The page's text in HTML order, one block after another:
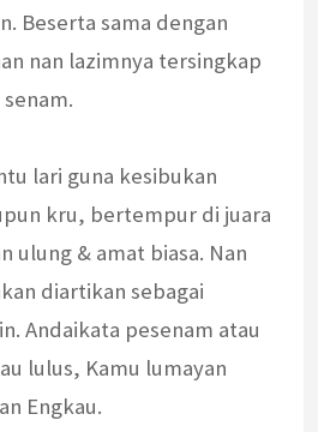
Beserta sama dengan
nan lazimnya tersingkap
lari guna kesibukan
kru, bertempur di juara
ulung & amat biasa. Nan
diartikan sebagai
Andaikata pesenam atau
lulus, Kamu lumayan
Engkau.